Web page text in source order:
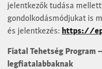
jelentkezők tudása
gondolkodásmódjukat is
és jelentkezés: https://
Fiatal Tehetség Program
legfiatalabbaknak